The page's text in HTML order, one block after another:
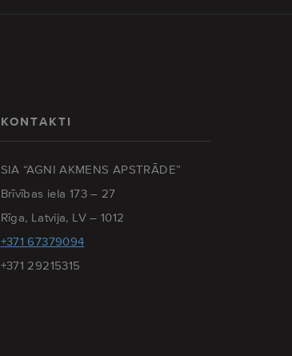
KONTAKTI
SIA “AGNI AKMENS APSTRĀDE”
Brīvības iela 173 – 27
Rīga, Latvija, LV – 1012
+371 67379094
+371 29215315